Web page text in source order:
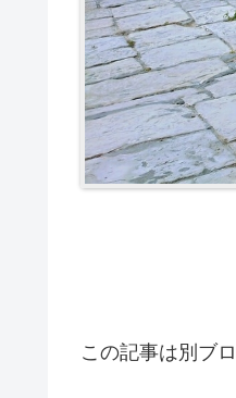
この記事は別ブ